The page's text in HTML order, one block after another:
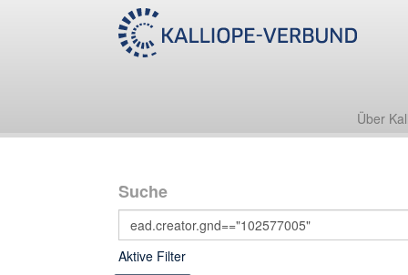
Über
Suche
Aktive Filter